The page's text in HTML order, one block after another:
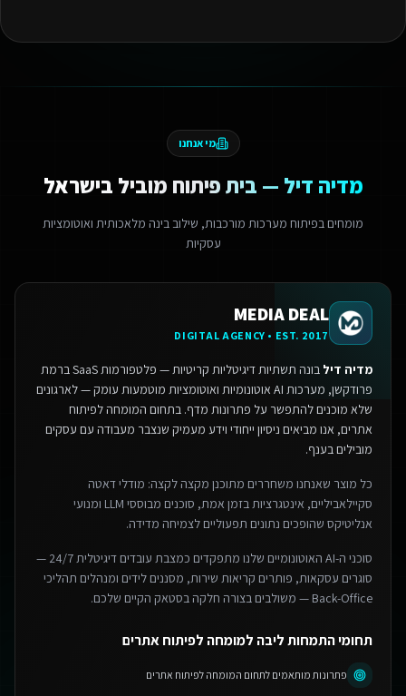
מי אנחנו
מדיה דיל — בית פיתוח מוביל בישראל
מומחים בפיתוח מערכות מורכבות, שילוב בינה מלאכותית ואוטומציות
עסקיות
MEDIA DEAL
DIGITAL AGENCY • EST. 2017
מדיה דיל
בונה תשתיות דיגיטליות קריטיות — פלטפורמות SaaS ברמת
פרודקשן, מערכות AI אוטונומיות ואוטומציות מוטמעות עומק — לארגונים
שלא מוכנים להתפשר על פתרונות מדף. בתחום המומחה לפיתוח
אתרים, אנו מביאים ניסיון ייחודי וידע מעמיק שנצבר מעבודה עם עסקים
מובילים בענף.
כל מוצר שאנחנו משחררים מתוכנן מקצה לקצה: מודלי דאטה
סקיילאביליים, אינטגרציות בזמן אמת, סוכנים מבוססי LLM ומנועי
אנליטיקס שהופכים נתונים תפעוליים לצמיחה מדידה.
סוכני ה-AI האוטונומיים שלנו מתפקדים כמצבת עובדים דיגיטלית 24/7 —
סוגרים עסקאות, פותרים קריאות שירות, מסננים לידים ומנהלים תהליכי
Back-Office — משולבים בצורה חלקה בסטאק הקיים שלכם.
תחומי התמחות ליבה למומחה לפיתוח אתרים
פתרונות מותאמים לתחום המומחה לפיתוח אתרים